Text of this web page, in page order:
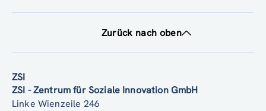
Zurück nach oben
ZSI
ZSI - Zentrum für Soziale Innovation GmbH
Linke Wienzeile 246